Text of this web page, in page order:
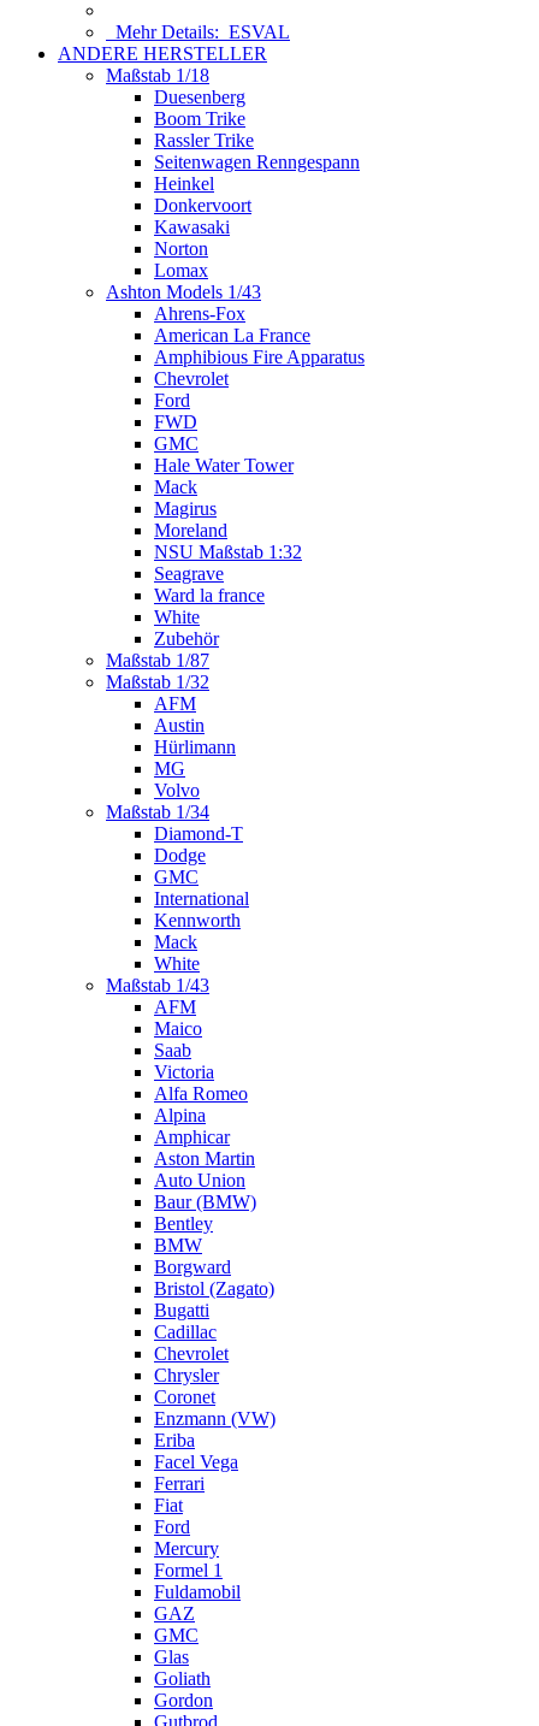
Mehr Details: ESVAL
ANDERE HERSTELLER
Maßstab 1/18
Duesenberg
Boom Trike
Rassler Trike
Seitenwagen Renngespann
Heinkel
Donkervoort
Kawasaki
Norton
Lomax
Ashton Models 1/43
Ahrens-Fox
American La France
Amphibious Fire Apparatus
Chevrolet
Ford
FWD
GMC
Hale Water Tower
Mack
Magirus
Moreland
NSU Maßstab 1:32
Seagrave
Ward la france
White
Zubehör
Maßstab 1/87
Maßstab 1/32
AFM
Austin
Hürlimann
MG
Volvo
Maßstab 1/34
Diamond-T
Dodge
GMC
International
Kennworth
Mack
White
Maßstab 1/43
AFM
Maico
Saab
Victoria
Alfa Romeo
Alpina
Amphicar
Aston Martin
Auto Union
Baur (BMW)
Bentley
BMW
Borgward
Bristol (Zagato)
Bugatti
Cadillac
Chevrolet
Chrysler
Coronet
Enzmann (VW)
Eriba
Facel Vega
Ferrari
Fiat
Ford
Mercury
Formel 1
Fuldamobil
GAZ
GMC
Glas
Goliath
Gordon
Gutbrod